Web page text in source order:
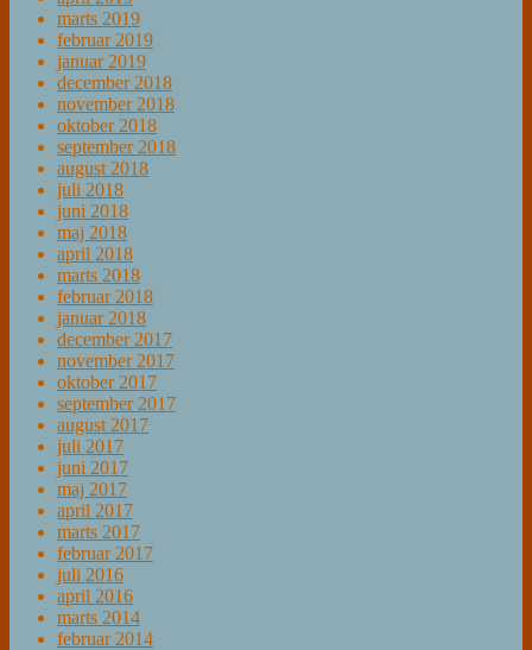
marts 2019
februar 2019
januar 2019
december 2018
november 2018
oktober 2018
september 2018
august 2018
juli 2018
juni 2018
maj 2018
april 2018
marts 2018
februar 2018
januar 2018
december 2017
november 2017
oktober 2017
september 2017
august 2017
juli 2017
juni 2017
maj 2017
april 2017
marts 2017
februar 2017
juli 2016
april 2016
marts 2014
februar 2014